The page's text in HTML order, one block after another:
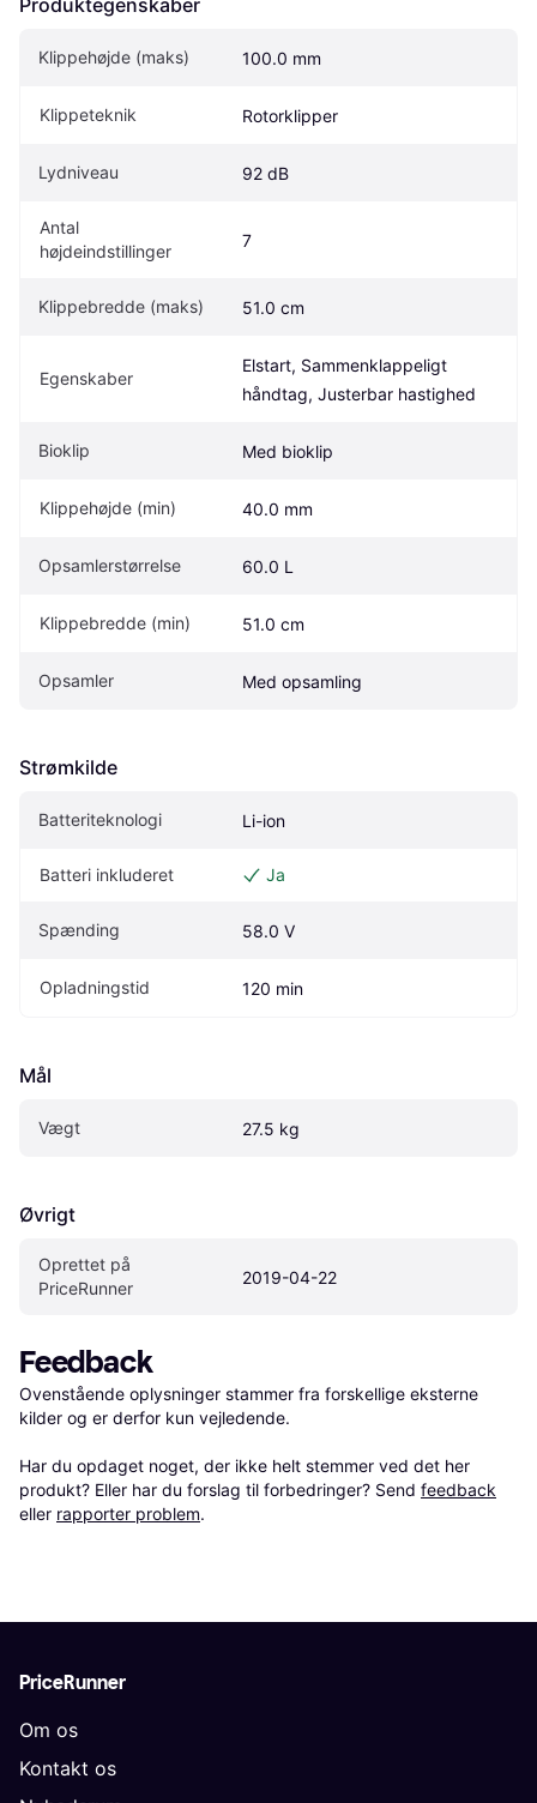
Klippehøjde (maks) 100.0 mm
Klippeteknik Rotorklipper
Lydniveau 92 dB
Antal
højdeindstillinger
7
Klippebredde (maks) 51.0 cm
Egenskaber
Elstart, Sammenklappeligt
håndtag, Justerbar hastighed
Bioklip Med bioklip
Klippehøjde (min) 40.0 mm
Opsamlerstørrelse 60.0 L
Klippebredde (min) 51.0 cm
Opsamler Med opsamling
Strømkilde
Batteriteknologi Li-ion
Batteri inkluderet Ja
Spænding 58.0 V
Opladningstid 120 min
Mål
Vægt 27.5 kg
Øvrigt
Oprettet på
PriceRunner
2019-04-22
Feedback
Ovenstående oplysninger stammer fra forskellige eksterne
kilder og er derfor kun vejledende.
Har du opdaget noget, der ikke helt stemmer ved det her
produkt? Eller har du forslag til forbedringer? Send feedback
eller rapporter problem.
PriceRunner
Om os
Kontakt os